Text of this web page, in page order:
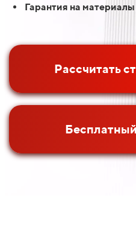
Гарантия на материалы
Рассчитать